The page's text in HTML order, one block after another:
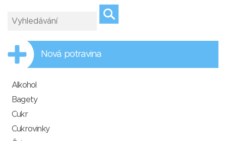
Nová potravina
Alkohol
Bagety
Cukr
Cukrovinky